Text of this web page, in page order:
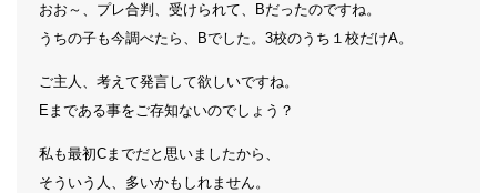
おお～、プレ合判、受けられて、Bだったのですね。
うちの子も今調べたら、Bでした。3校のうち１校だけA。
ご主人、考えて発言して欲しいですね。
Eまである事をご存知ないのでしょう？
私も最初Cまでだと思いましたから、
そういう人、多いかもしれません。